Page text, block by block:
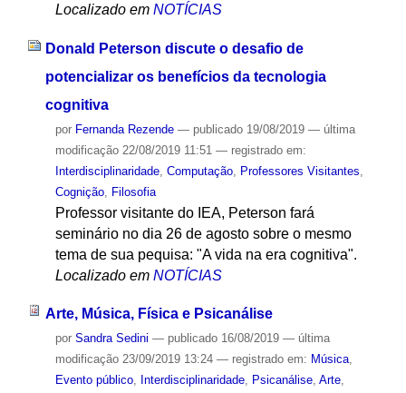
Localizado em NOTÍCIAS
Donald Peterson discute o desafio de
potencializar os benefícios da tecnologia
cognitiva
por Fernanda Rezende — publicado19/08/2019 — última
modificação22/08/2019 11:51 — registrado em:
Interdisciplinaridade, Computação, Professores Visitantes
Cognição, Filosofia
Professor visitante do IEA, Peterson fará
seminário no dia 26 de agosto sobre o mesmo
tema de sua pequisa: "A vida na era cognitiva".
Localizado em NOTÍCIAS
Arte, Música, Física e Psicanálise
por Sandra Sedini — publicado16/08/2019 — última
modificação23/09/2019 13:24 — registrado em: Música,
Evento público, Interdisciplinaridade, Psicanálise, Arte,